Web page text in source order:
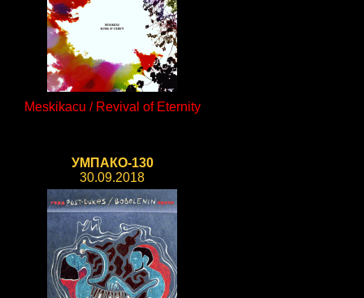
Meskikacu / Revival of Eternity
УМПАКО-130
30.09.2018